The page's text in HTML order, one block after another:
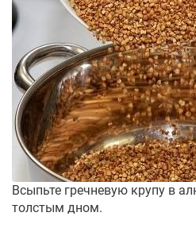
Всыпьте гречневую крупу в
толстым дном.